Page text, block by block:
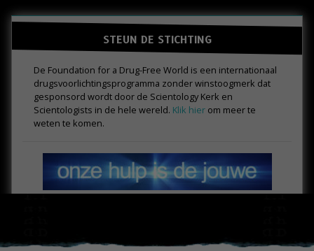
STEUN DE STICHTING
De Foundation for a Drug-Free World is een internationaal
drugs­voorlichtings­programma zonder winstoogmerk dat
gesponsord wordt door de Scientology Kerk en
Scientologists in de hele wereld. Klik hier om meer te
weten te komen.